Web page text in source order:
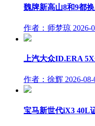
魏牌新高山8和9都
作者：师梦琼 2026-
上汽大众ID.ERA
作者：徐辉 2026-08-
宝马新世代iX3 40L